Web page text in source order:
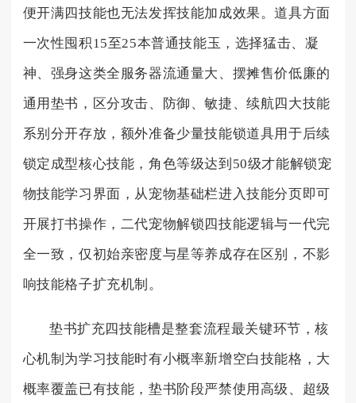
便开满四技能也无法发挥技能加成效果。道具方面
一次性囤积15至25本普通技能玉，选择猛击、凝
神、强身这类全服务器流通量大、摆摊售价低廉的
通用垫书，区分攻击、防御、敏捷、续航四大技能
系别分开存放，额外准备少量技能锁道具用于后续
锁定成型核心技能，角色等级达到50级才能解锁宠
物技能学习界面，从宠物基础栏进入技能分页即可
开展打书操作，二代宠物解锁四技能逻辑与一代完
全一致，仅初始亲密度与星等养成存在区别，不影
响技能格子扩充机制。
垫书扩充四技能槽是整套流程最关键环节，核
心机制为学习技能时有小概率新增空白技能格，大
概率覆盖已有技能，垫书阶段严禁使用高级、超级